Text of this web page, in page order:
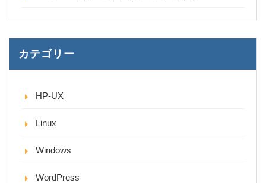
カテゴリー
HP-UX
Linux
Windows
WordPress